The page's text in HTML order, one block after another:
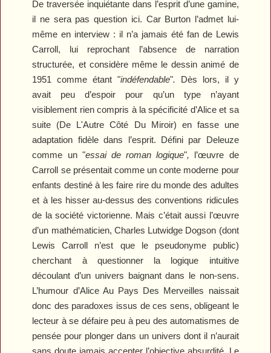
De traversée inquiétante dans l’esprit d’une gamine,
il ne sera pas question ici. Car Burton l’admet lui-
même en interview : il n’a jamais été fan de Lewis
Carroll, lui reprochant l’absence de narration
structurée, et considère même le dessin animé de
1951 comme étant "indéfendable". Dès lors, il y
avait peu d’espoir pour qu’un type n’ayant
visiblement rien compris à la spécificité d’Aliceet sa
suite (De L'Autre Côté Du Miroir) en fasse une
adaptation fidèle dans l’esprit. Défini par Deleuze
comme un "essai de roman logique", l’œuvre de
Carroll se présentait comme un conte moderne pour
enfants destiné à les faire rire du monde des adultes
et à les hisser au-dessus des conventions ridicules
de la société victorienne. Mais c’était aussi l’œuvre
d’un mathématicien, Charles Lutwidge Dogson (dont
Lewis Carroll n’est que le pseudonyme public)
cherchant à questionner la logique intuitive
découlant d’un univers baignant dans le non-sens.
L’humour d’Alice Au Pays Des Merveilles naissait
donc des paradoxes issus de ces sens, obligeant le
lecteur à se défaire peu à peu des automatismes de
pensée pour plonger dans un univers dont il n’aurait
sans doute jamais accepter l’objective absurdité. Le